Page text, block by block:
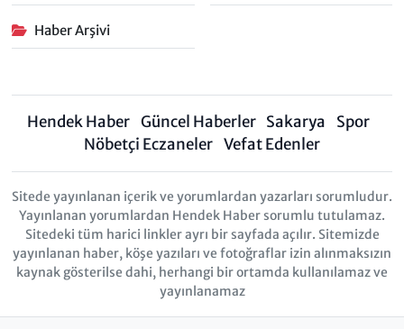
Haber Arşivi
Hendek Haber Güncel Haberler Sakarya
Spor
Nöbetçi Eczaneler Vefat Edenler
Sitede yayınlanan içerik ve yorumlardan yazarları sorumludur.
Yayınlanan yorumlardan Hendek Haber sorumlu tutulamaz.
Sitedeki tüm harici linkler ayrı bir sayfada açılır. Sitemizde
yayınlanan haber, köşe yazıları ve fotoğraflar izin alınmaksızın
kaynak gösterilse dahi, herhangi bir ortamda kullanılamaz ve
yayınlanamaz